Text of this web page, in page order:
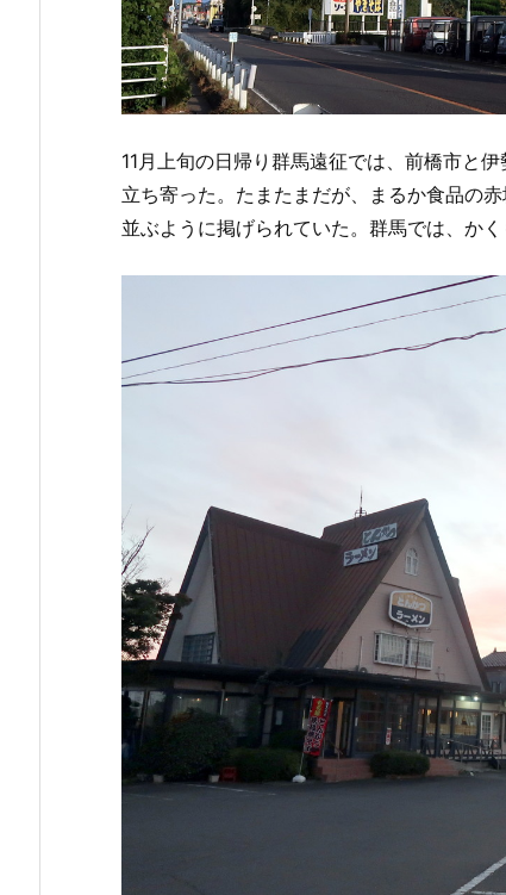
11月上旬の日帰り群馬遠征では、前橋市と
立ち寄った。たまたまだが、まるか食品の
並ぶように掲げられていた。群馬では、か